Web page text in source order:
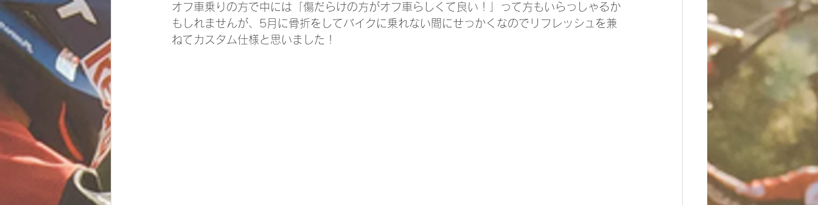
オフ車乗りの方で中には「傷だらけの方がオフ車らしくて良い！」って方もいらっしゃるか
もしれませんが、5月に骨折をしてバイクに乗れない間にせっかくなのでリフレッシュを兼
ねてカスタム仕様と思いました！